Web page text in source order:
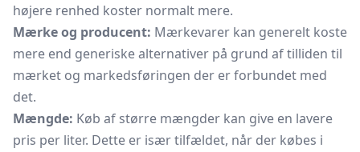
højere renhed koster normalt mere.
Mærke og producent: Mærkevarer kan generelt koste
mere end generiske alternativer på grund af tilliden til
mærket og markedsføringen der er forbundet med
det.
Mængde: Køb af større mængder kan give en lavere
pris per liter. Dette er især tilfældet, når der købes i